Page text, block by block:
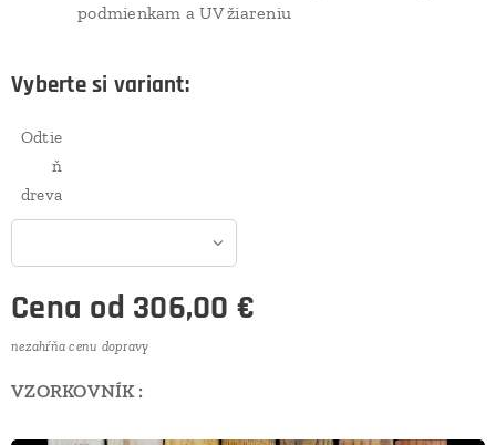
podmienkam a UV žiareniu
Vyberte si variant:
Odtie
ň
dreva
Cena od 306,00 €
nezahŕňa cenu dopravy
VZORKOVNÍK :